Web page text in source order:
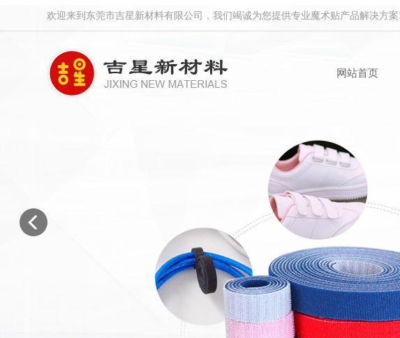
欢迎来到东莞市吉星新材料有限公司，我们竭诚为您提供专业魔术贴产品解决方案!
网站首页